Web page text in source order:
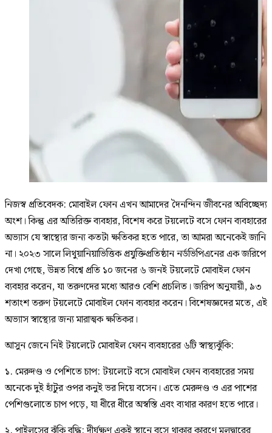
নিজস্ব প্রতিবেদক: মোবাইল ফোন এখন আমাদের দৈনন্দিন জীবনের অবিচ্ছেদ্য
অংশ। কিন্তু এর অতিরিক্ত ব্যবহার, বিশেষ করে টয়লেটে বসে ফোন ব্যবহারের
অভ্যাস যে স্বাস্থ্যের জন্য কতটা ক্ষতিকর হতে পারে, তা আমরা অনেকেই জানি
না। ২০২৩ সালে লিথুয়ানিয়াভিত্তিক প্রযুক্তিপ্রতিষ্ঠান নর্ডভিপিএনের এক জরিপে
দেখা গেছে, উন্নত বিশ্বে প্রতি ১০ জনের ৬ জনই টয়লেটে মোবাইল ফোন
ব্যবহার করেন, যা তরুণদের মধ্যে আরও বেশি প্রচলিত। জরিপ অনুযায়ী, ৯৩
শতাংশ তরুণ টয়লেটে মোবাইল ফোন ব্যবহার করেন। বিশেষজ্ঞদের মতে, এই
অভ্যাস স্বাস্থ্যের জন্য মারাত্মক ক্ষতিকর।
আসুন জেনে নিই টয়লেটে মোবাইল ফোন ব্যবহারের ৬টি স্বাস্থ্যঝুঁকি:
১. মেরুদণ্ড ও পেশিতে চাপ: টয়লেটে বসে মোবাইল ফোন ব্যবহারের সময়
অনেকে দুই হাঁটুর ওপর কনুই ভর দিয়ে বসেন। এতে মেরুদণ্ড ও এর পাশের
পেশিগুলোতে চাপ পড়ে, যা ধীরে ধীরে অস্বস্তি এবং ব্যথার কারণ হতে পারে।